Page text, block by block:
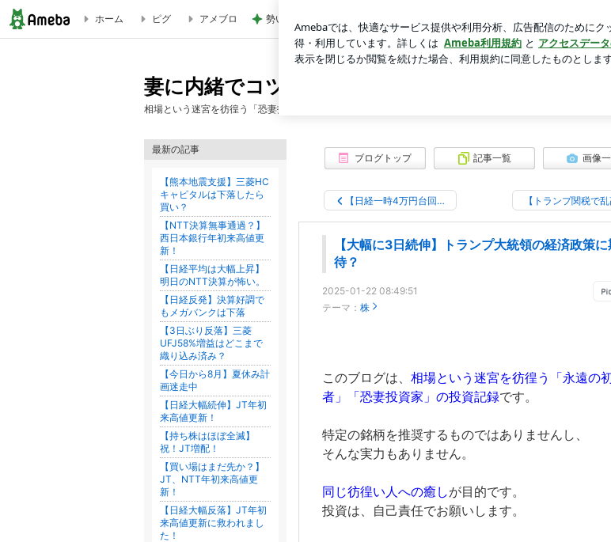
【大幅に3日続伸】トランプ大統領の経済政策に期待？ | 妻に内緒でコツコツドカン（ドタバタ投資&節約
ホーム ピグ アメブロ 勢いで購入したCHANELの化粧品
妻に内緒でコツコツドカン（ドタバタ投資&節約日
相場という迷宮を彷徨う「恐妻投資家」の剣崎ジュンが「投資と節約の両立」を実践します。
ブログトップ 記事一覧 画像
【日経一時4万円台回… 【トランプ関税で
【大幅に3日続伸】トランプ大統領の経済政策に
待？
2025-01-22 08:49:51
テーマ： 株
このブログは、 相場という迷宮を彷徨う 「永遠の
者」「恐妻投資家」の投資記録です。
特定の銘柄を推奨するものではありませんし、
そんな実力もありません。
同じ彷徨い人への癒しが目的です。
投資は、自己責任でお願いします。
最新の記事
【熊本地震支援】三菱HC
キャピタルは下落したら
買い？
【NTT決算無事通過？】
西日本銀行年初来高値更
新！
【日経平均は大幅上昇】
明日のNTT決算が怖い。
【日経反発】決算好調で
もメガバンクは下落
【3日ぶり反落】三菱
UFJ58%増益はどこまで
織り込み済み？
【今日から8月】夏休み計
画迷走中
【日経大幅続伸】JT年初
来高値更新！
【持ち株はほぼ全滅】
祝！JT増配！
【買い場はまだ先か？】
JT、NTT年初来高値更
新！
【日経大幅反落】JT年初
来高値更新に救われまし
た！